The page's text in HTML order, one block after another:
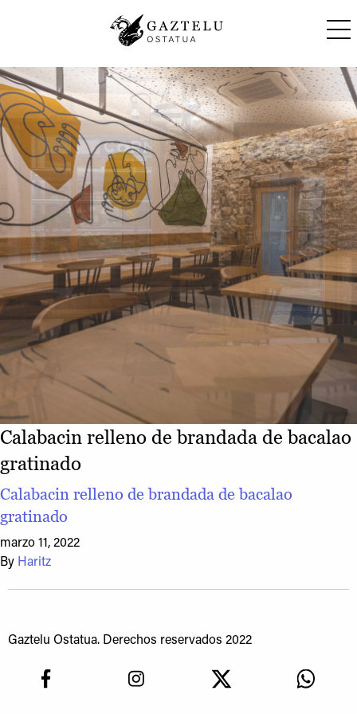
Calabacin relleno de brandada de bacalao
gratinado
Calabacin relleno de brandada de bacalao
gratinado
marzo 11, 2022
By Haritz
Gaztelu Ostatua. Derechos reservados 2022